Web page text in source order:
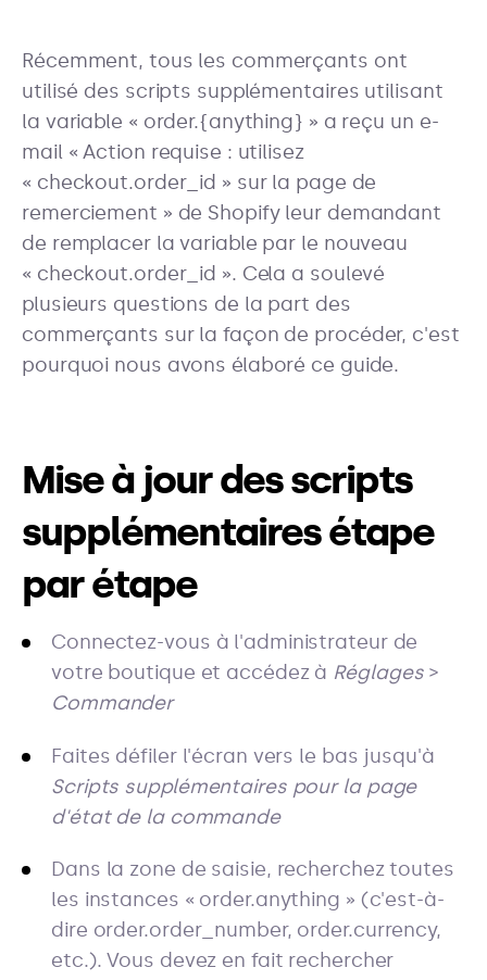
Récemment, tous les commerçants ont
utilisé des scripts supplémentaires utilisant
la variable « order.{anything} » a reçu un e-
mail « Action requise : utilisez
« checkout.order_id » sur la page de
remerciement » de Shopify leur demandant
de remplacer la variable par le nouveau
« checkout.order_id ». Cela a soulevé
plusieurs questions de la part des
commerçants sur la façon de procéder, c'est
pourquoi nous avons élaboré ce guide.
Mise à jour des scripts
supplémentaires étape
par étape
Connectez-vous à l'administrateur de
votre boutique et accédez à Réglages>
Commander
Faites défiler l'écran vers le bas jusqu'à
Scripts supplémentaires pour la page
d'état de la commande
Dans la zone de saisie, recherchez toutes
les instances « order.anything » (c'est-à-
dire order.order_number, order.currency,
etc.). Vous devez en fait rechercher